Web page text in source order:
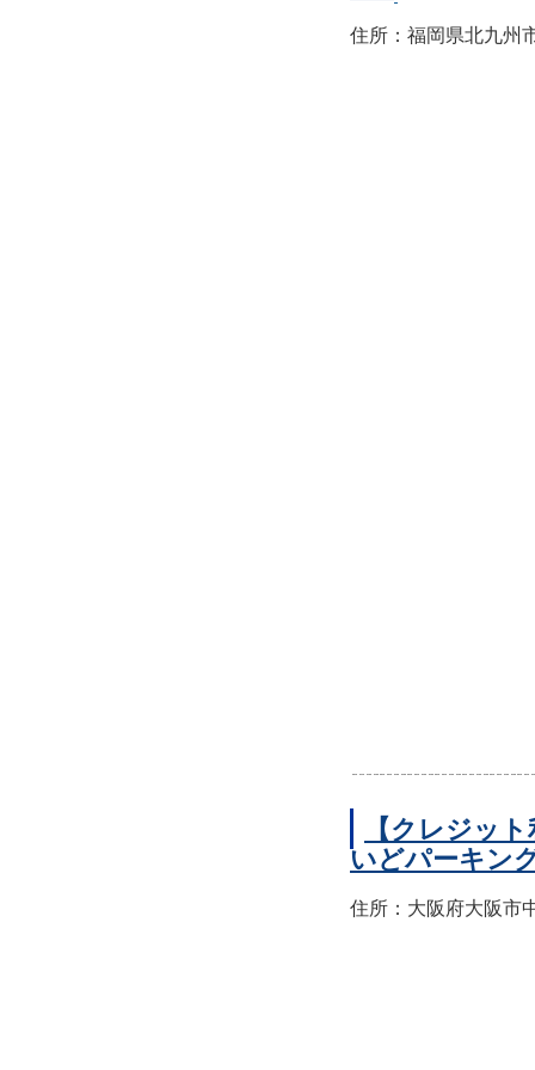
住所：福岡県北九州
【クレジッ
いどパーキン
住所：大阪府大阪市